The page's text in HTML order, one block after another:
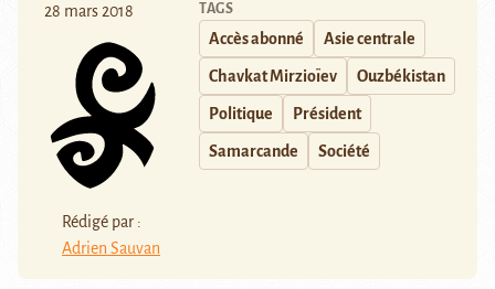
28 mars 2018
Rédigé par :
Adrien Sauvan
TAGS
Accès abonné Asie centrale
Chavkat Mirzioïev Ouzbékistan
Politique Président
Samarcande Société